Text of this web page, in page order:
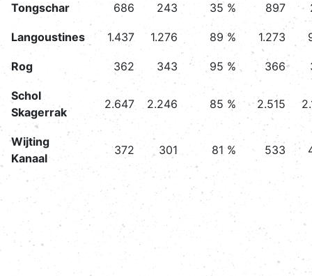
Tongschar 686 243 35 % 897
Langoustines 1.437 1.276 89 % 1.273
Rog 362 343 95 % 366
Schol
Skagerrak
2.647 2.246 85 % 2.515
Wijting
Kanaal
372 301 81 % 533